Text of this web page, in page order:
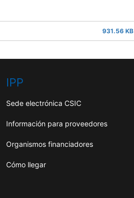
931.56 KB
IPP
Sede electrónica CSIC
Información para proveedores
Organismos financiadores
Cómo llegar